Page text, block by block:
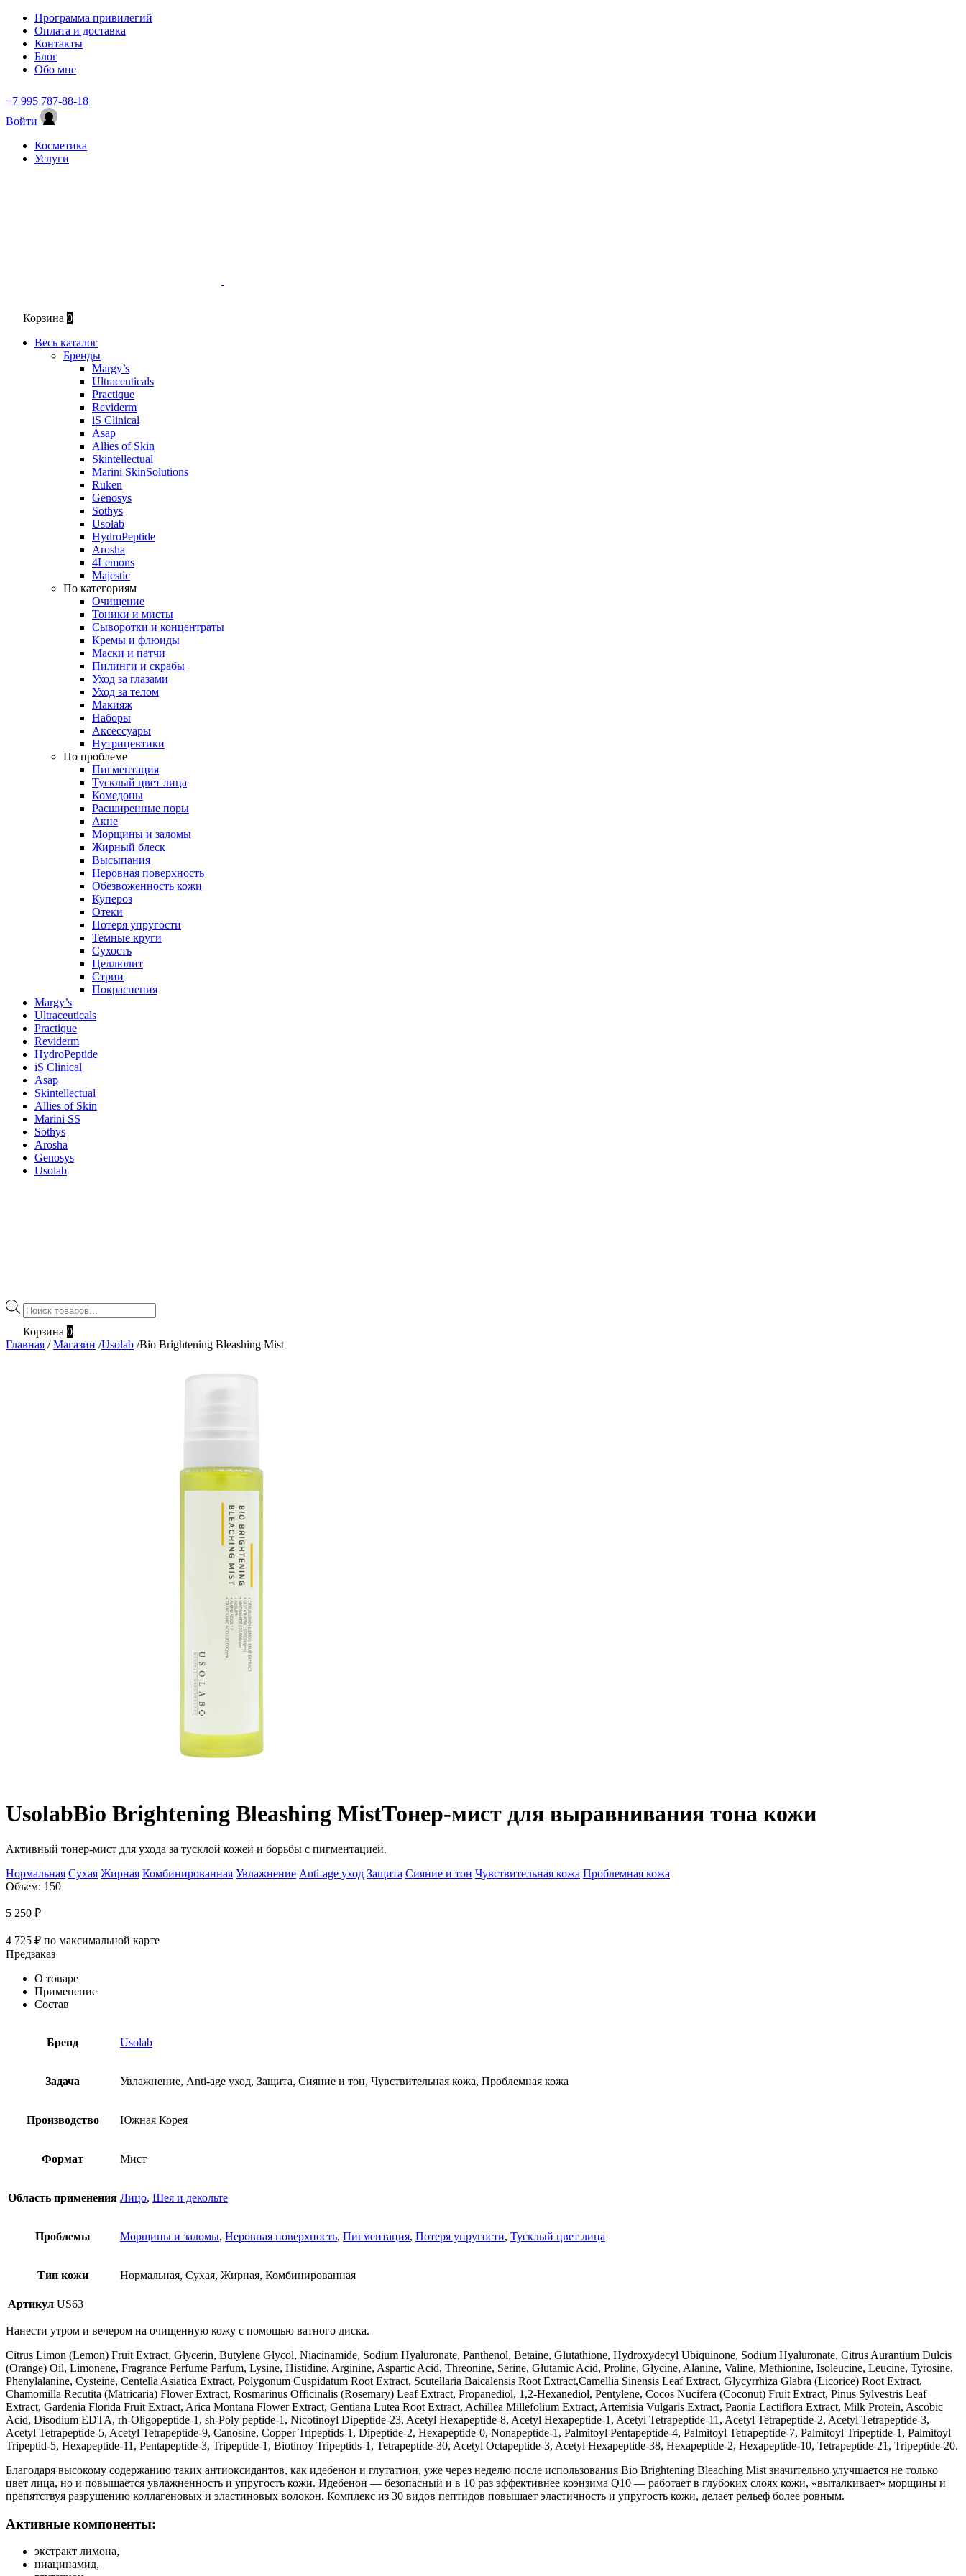
Программа привилегий
Оплата и доставка
Контакты
Блог
Обо мне
+7 995 787-88-18
Войти
Косметика
Услуги
Корзина 0
Весь каталог
Бренды
Margy’s
Ultraceuticals
Practique
Reviderm
iS Clinical
Asap
Allies of Skin
Skintellectual
Marini SkinSolutions
Ruken
Genosys
Sothys
Usolab
HydroPeptide
Arosha
4Lemons
Majestic
По категориям
Очищение
Тоники и мисты
Сыворотки и концентраты
Кремы и флюиды
Маски и патчи
Пилинги и скрабы
Уход за глазами
Уход за телом
Макияж
Наборы
Аксессуары
Нутрицевтики
По проблеме
Пигментация
Тусклый цвет лица
Комедоны
Расширенные поры
Акне
Морщины и заломы
Жирный блеск
Высыпания
Неровная поверхность
Обезвоженность кожи
Купероз
Отеки
Потеря упругости
Темные круги
Сухость
Целлюлит
Стрии
Покраснения
Margy’s
Ultraceuticals
Practique
Reviderm
HydroPeptide
iS Clinical
Asap
Skintellectual
Allies of Skin
Marini SS
Sothys
Arosha
Genosys
Usolab
Поиск
товаров
Корзина 0
Главная / Магазин /Usolab /Bio Brightening Bleashing Mist
UsolabBio Brightening Bleashing MistТонер-мист для выравнивания тона кожи
Активный тонер-мист для ухода за тусклой кожей и борьбы с пигментацией.
Нормальная Сухая Жирная Комбинированная Увлажнение Anti-age уход Защита Сияние и тон Чувствительная кожа Проблемная кожа
Объем: 150
5 250 ₽
4 725 ₽ по максимальной карте
Предзаказ
О товаре
Применение
Состав
Бренд Usolab
Задача Увлажнение, Anti-age уход, Защита, Сияние и тон, Чувствительная кожа, Проблемная кожа
Производство Южная Корея
Формат Мист
Область применения Лицо, Шея и декольте
Проблемы Морщины и заломы, Неровная поверхность, Пигментация, Потеря упругости, Тусклый цвет лица
Тип кожи Нормальная, Сухая, Жирная, Комбинированная
Артикул US63
Нанести утром и вечером на очищенную кожу с помощью ватного диска.
Citrus Limon (Lemon) Fruit Extract, Glycerin, Butylene Glycol, Niacinamide, Sodium Hyaluronate, Panthenol, Betaine, Glutathione, Hydroxydecyl Ubiquinone, Sodium Hyaluronate, Citrus Aurantium Dulcis
(Orange) Oil, Limonene, Fragrance Perfume Parfum, Lysine, Histidine, Arginine, Aspartic Acid, Threonine, Serine, Glutamic Acid, Proline, Glycine, Alanine, Valine, Methionine, Isoleucine, Leucine, Tyrosine,
Phenylalanine, Cysteine, Centella Asiatica Extract, Polygonum Cuspidatum Root Extract, Scutellaria Baicalensis Root Extract,Camellia Sinensis Leaf Extract, Glycyrrhiza Glabra (Licorice) Root Extract,
Chamomilla Recutita (Matricaria) Flower Extract, Rosmarinus Officinalis (Rosemary) Leaf Extract, Propanediol, 1,2-Hexanediol, Pentylene, Cocos Nucifera (Coconut) Fruit Extract, Pinus Sylvestris Leaf
Extract, Gardenia Florida Fruit Extract, Arica Montana Flower Extract, Gentiana Lutea Root Extract, Achillea Millefolium Extract, Artemisia Vulgaris Extract, Paonia Lactiflora Extract, Milk Protein, Ascobic
Acid, Disodium EDTA, rh-Oligopeptide-1, sh-Poly peptide-1, Nicotinoyl Dipeptide-23, Acetyl Hexapeptide-8, Acetyl Hexapeptide-1, Acetyl Tetrapeptide-11, Acetyl Tetrapeptide-2, Acetyl Tetrapeptide-3,
Acetyl Tetrapeptide-5, Acetyl Tetrapeptide-9, Canosine, Copper Tripeptids-1, Dipeptide-2, Hexapeptide-0, Nonapeptide-1, Palmitoyl Pentapeptide-4, Palmitoyl Tetrapeptide-7, Palmitoyl Tripeptide-1, Palmitoyl
Tripeptid-5, Hexapeptide-11, Pentapeptide-3, Tripeptide-1, Biotinoy Tripeptids-1, Tetrapeptide-30, Acetyl Octapeptide-3, Acetyl Hexapeptide-38, Hexapeptide-2, Hexapeptide-10, Tetrapeptide-21, Tripeptide-20.
Благодаря высокому содержанию таких антиоксидантов, как идебенон и глутатион, уже через неделю после использования Bio Brightening Bleaching Mist значительно улучшается не только
цвет лица, но и повышается увлажненность и упругость кожи. Идебенон — безопасный и в 10 раз эффективнее коэнзима Q10 — работает в глубоких слоях кожи, «выталкивает» морщины и
препятствуя разрушению коллагеновых и эластиновых волокон. Комплекс из 30 видов пептидов повышает эластичность и упругость кожи, делает рельеф более ровным.
Активные компоненты:
экстракт лимона,
ниацинамид,